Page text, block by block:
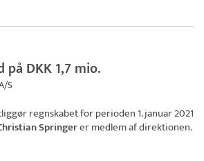
på DKK 1,7 mio.
S
regnskabet for perioden 1. januar 2021
Springerer medlem af direktionen.